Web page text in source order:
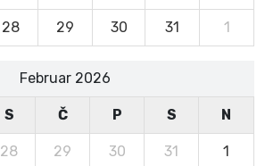
28 29 30 31 1
Februar 2026
S Č P S N
28 29 30 31 1